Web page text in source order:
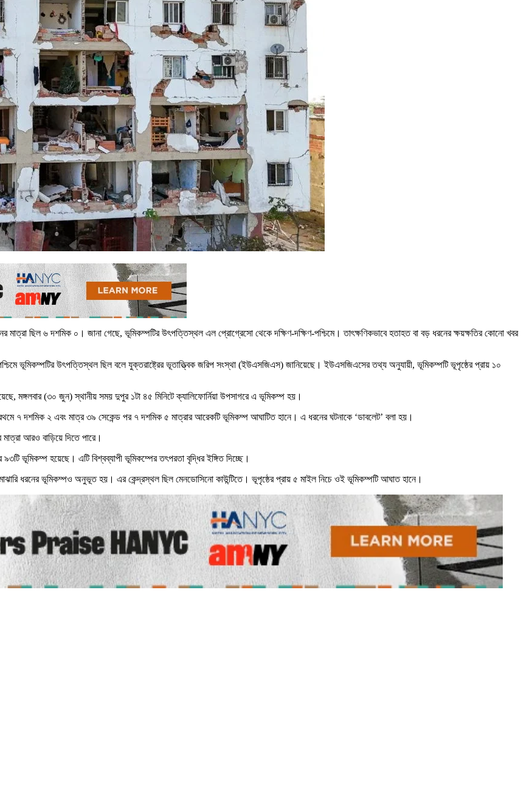
ছিল ৬ দশমিক ০। জানা গেছে, ভূমিকম্পটির উৎপত্তিস্থল এল প্রোগ্রেসো থেকে দক্ষিণ-দক্ষিণ-পশ্চিমে। তাৎক্ষণিকভাবে হতাহত বা বড় ধরনের ক্ষয়ক্ষতির কোনো খবর
ভূমিকম্পটির উৎপত্তিস্থল ছিল বলে যুক্তরাষ্ট্রের ভূতাত্ত্বিক জরিপ সংস্থা (ইউএসজিএস) জানিয়েছে। ইউএসজিএসের তথ্য অনুযায়ী, ভূমিকম্পটি ভূপৃষ্ঠের প্রায় ১০
মঙ্গলবার (৩০ জুন) স্থানীয় সময় দুপুর ১টা ৪৫ মিনিটে ক্যালিফোর্নিয়া উপসাগরে এ ভূমিকম্প হয়।
৭ দশমিক ২ এবং মাত্র ৩৯ সেকেন্ড পর ৭ দশমিক ৫ মাত্রার আরেকটি ভূমিকম্প আঘাটিত হানে। এ ধরনের ঘটনাকে ‘ডাবলেট’ বলা হয়।
আরও বাড়িয়ে দিতে পারে।
ভূমিকম্প হয়েছে। এটি বিশ্বব্যাপী ভূমিকম্পের তৎপরতা বৃদ্ধির ইঙ্গিত দিচ্ছে।
ধরনের ভূমিকম্পও অনুভূত হয়। এর কেন্দ্রস্থল ছিল মেনডোসিনো কাউন্টিতে। ভূপৃষ্ঠের প্রায় ৫ মাইল নিচে ওই ভূমিকম্পটি আঘাত হানে।